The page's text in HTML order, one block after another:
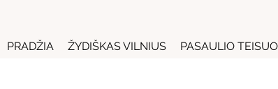
PRADŽIA ŽYDIŠKAS VILNIUS PASAULIO